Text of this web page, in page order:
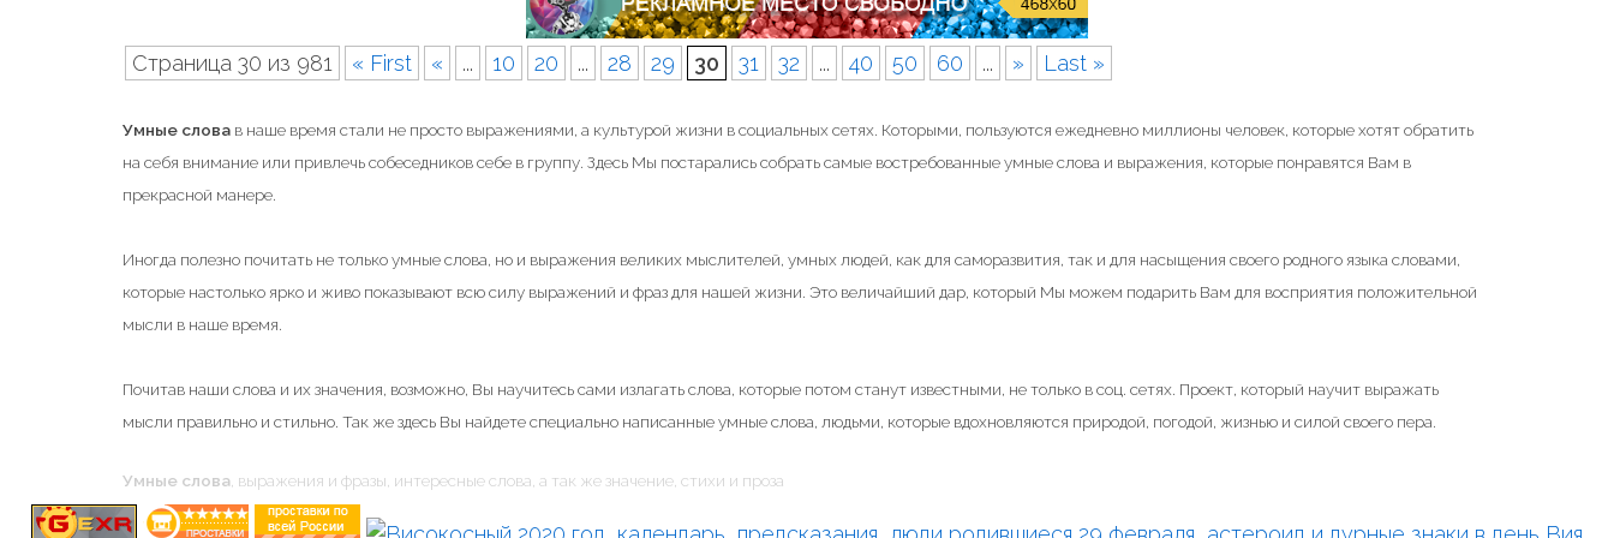
р
"
Страница 30 из 981 « First « ... 10 20 ... 28 29 30 31 32 ... 40 50 60 ... » Last »
Умные слова в наше время стали не просто выражениями, а культурой жизни в социальных сетях. Которыми, пользуются ежедневно миллионы человек, которые хотят обратить
на себя внимание или привлечь собеседников себе в группу. Здесь Мы постарались собрать самые востребованные умные слова и выражения, которые понравятся Вам в
прекрасной манере.
Иногда полезно почитать не только умные слова, но и выражения великих мыслителей, умных людей, как для саморазвития, так и для насыщения своего родного языка словами,
которые настолько ярко и живо показывают всю силу выражений и фраз для нашей жизни. Это величайший дар, который Мы можем подарить Вам для восприятия положительной
мысли в наше время.
Почитав наши слова и их значения, возможно, Вы научитесь сами излагать слова, которые потом станут известными, не только в соц. сетях. Проект, который научит выражать
мысли правильно и стильно. Так же здесь Вы найдете специально написанные умные слова, людьми, которые вдохновляются природой, погодой, жизнью и силой своего пера.
Умные слова , выражения и фразы, интересные слова, а так же значение, стихи и проза